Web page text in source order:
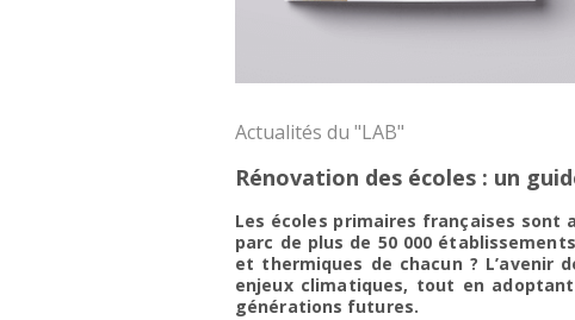
Actualités du "LAB"
Rénovation des écoles : un
Les écoles primaires françaises sont
parc de plus de 50 000
et thermiques de chacun ? L’avenir
enjeux climatiques, tout en
générations futures.